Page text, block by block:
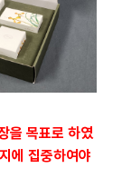
을 목표로 하였
에 집중하여야